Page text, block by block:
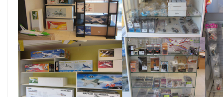
BATEAUX
EQUIPMENT
FLIGHT
SIMULATOR
VIDEO